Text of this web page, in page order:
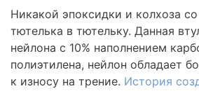
Никакой эпоксидки и колхоза
тютелька в тютельку. Данная
нейлона с 10% наполнением
полиэтилена, нейлон обладает
к износу на трение. История